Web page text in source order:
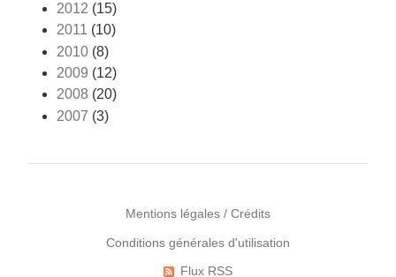
2012 (15)
2011 (10)
2010 (8)
2009 (12)
2008 (20)
2007 (3)
Mentions légales / Crédits
Conditions générales d'utilisation
Flux RSS